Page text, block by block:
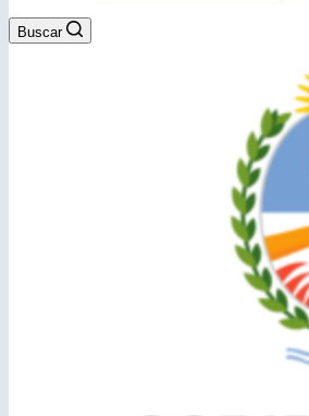
Buscar